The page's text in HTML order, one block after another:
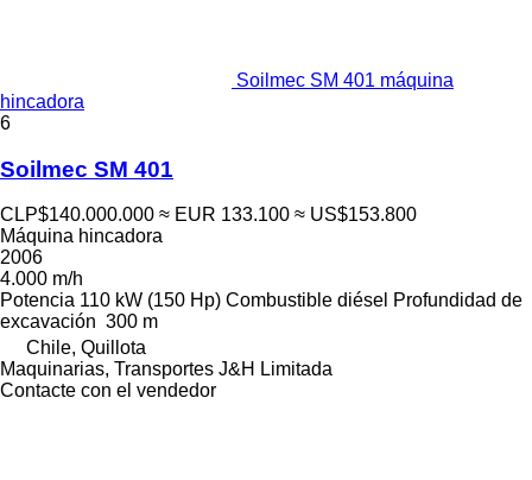
Soilmec SM 401 máquina
hincadora
6
Soilmec SM 401
CLP$140.000.000 ≈ EUR 133.100 ≈ US$153.800
Máquina hincadora
2006
4.000 m/h
Potencia 110 kW (150 Hp) Combustible diésel Profundidad de
excavación 300 m
Chile, Quillota
Maquinarias, Transportes J&H Limitada
Contacte con el vendedor